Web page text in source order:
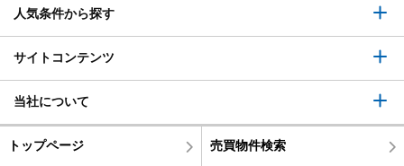
人気条件から探す
サイトコンテンツ
当社について
トップページ 売買物件検索